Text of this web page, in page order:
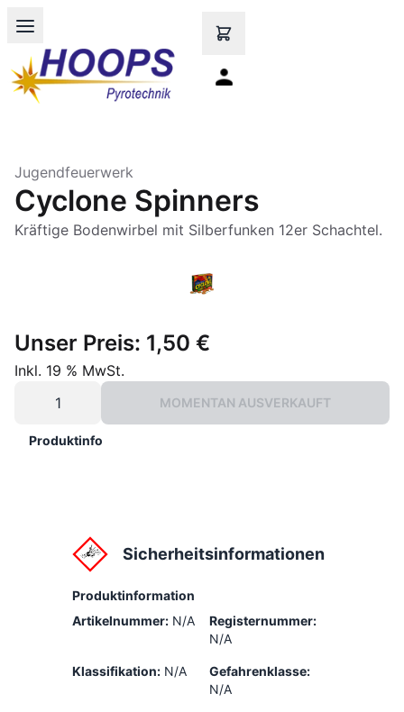
Open main menu
Jugendfeuerwerk
Cyclone Spinners
Kräftige Bodenwirbel mit Silberfunken 12er Schachtel.
Unser Preis: 1,50 €
Inkl. 19 % MwSt.
MOMENTAN AUSVERKAUFT
Produktinfo
Sicherheitsinformationen
Produktinformation
Artikelnummer: N/A
Registernummer:
N/A
Klassifikation: N/A
Gefahrenklasse:
N/A